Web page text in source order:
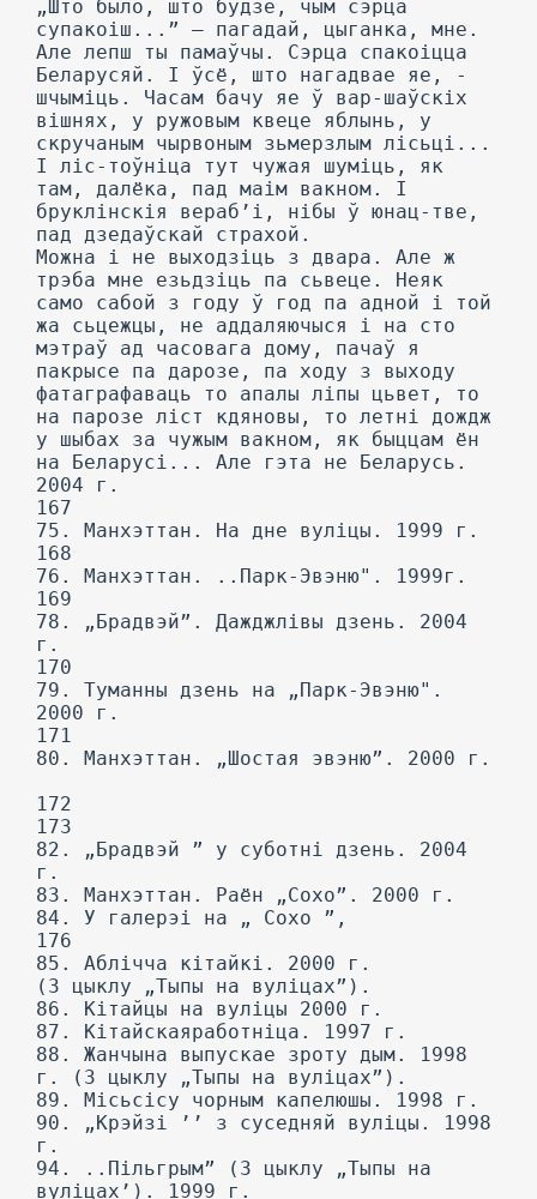
„Што было, што будзе, чым сэрца
супакоіш...” — пагадай, цыганка, мне.
Але лепш ты памаўчы. Сэрца спакоіцца
Беларусяй. I ўсё, што нагадвае яе, -
шчыміць. Часам бачу яе ў вар-шаўскіх
вішнях, у ружовым квеце яблынь, у
скручаным чырвоным зьмерзлым лісьці...
I ліс-тоўніца тут чужая шуміць, як
там, далёка, пад маім вакном. I
бруклінскія вераб’і, нібы ў юнац-тве,
пад дзедаўскай страхой.
Можна і не выходзіць з двара. Але ж
трэба мне езьдзіць па сьвеце. Неяк
само сабой з году ў год па адной і той
жа сьцежцы, не аддаляючыся і на сто
мэтраў ад часовага дому, пачаў я
пакрысе па дарозе, па ходу з выходу
фатаграфаваць то апалы ліпы цьвет, то
на парозе ліст кдяновы, то летні дождж
у шыбах за чужым вакном, як быццам ён
на Беларусі... Але гэта не Беларусь.
2004 г.
167
75. Манхэттан. На дне вуліцы. 1999 г.
168
76. Манхэттан. ..Парк-Эвэню". 1999г.
169
78. „Брадвэй”. Дажджлівы дзень. 2004
г.
170
79. Туманны дзень на „Парк-Эвэню".
2000 г.
171
80. Манхэттан. „Шостая эвэню”. 2000 г.
172
173
82. „Брадвэй ” у суботні дзень. 2004
г.
83. Манхэттан. Раён „Сохо”. 2000 г.
84. У галерэі на „ Сохо ”,
176
85. Аблічча кітайкі. 2000 г.
(3 цыклу „Тыпы на вуліцах”).
86. Кітайцы на вуліцы 2000 г.
87. Кітайскаяработніца. 1997 г.
88. Жанчына выпускае зроту дым. 1998
г. (3 цыклу „Тыпы на вуліцах”).
89. Місьсісу чорным капелюшы. 1998 г.
90. „Крэйзі ’’ з суседняй вуліцы. 1998
г.
94. ..Пільгрым” (3 цыклу „Тыпы на
вуліцах’). 1999 г.